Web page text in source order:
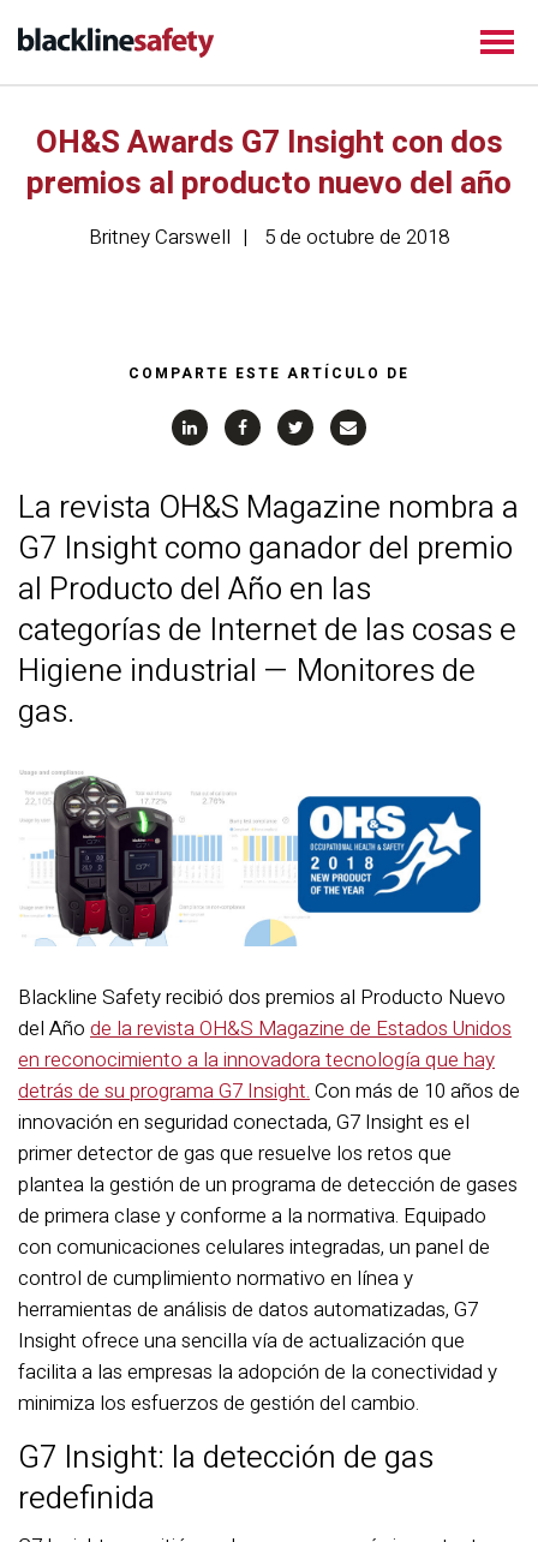
OH&S Awards G7 Insight con dos
premios al producto nuevo del año
Britney Carswell 5 de octubre de 2018
COMPARTE ESTE ARTÍCULO DE
La revista OH&S Magazine nombra a
G7 Insight como ganador del premio
al Producto del Año en las
categorías de Internet de las cosas e
Higiene industrial — Monitores de
gas.
Blackline Safety recibió dos premios al Producto Nuevo
del Año de la revista OH&S Magazine de Estados Unidos
en reconocimiento a la innovadora tecnología que hay
detrás de su programa G7 Insight. Con más de 10 años de
innovación en seguridad conectada, G7 Insight es el
primer detector de gas que resuelve los retos que
plantea la gestión de un programa de detección de gases
de primera clase y conforme a la normativa. Equipado
con comunicaciones celulares integradas, un panel de
control de cumplimiento normativo en línea y
herramientas de análisis de datos automatizadas, G7
Insight ofrece una sencilla vía de actualización que
facilita a las empresas la adopción de la conectividad y
minimiza los esfuerzos de gestión del cambio.
G7 Insight: la detección de gas
redefinida